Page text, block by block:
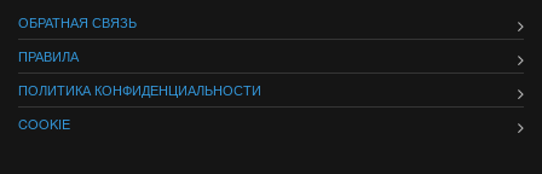
ОБРАТНАЯ СВЯЗЬ
ПРАВИЛА
ПОЛИТИКА КОНФИДЕНЦИАЛЬНОСТИ
COOKIE